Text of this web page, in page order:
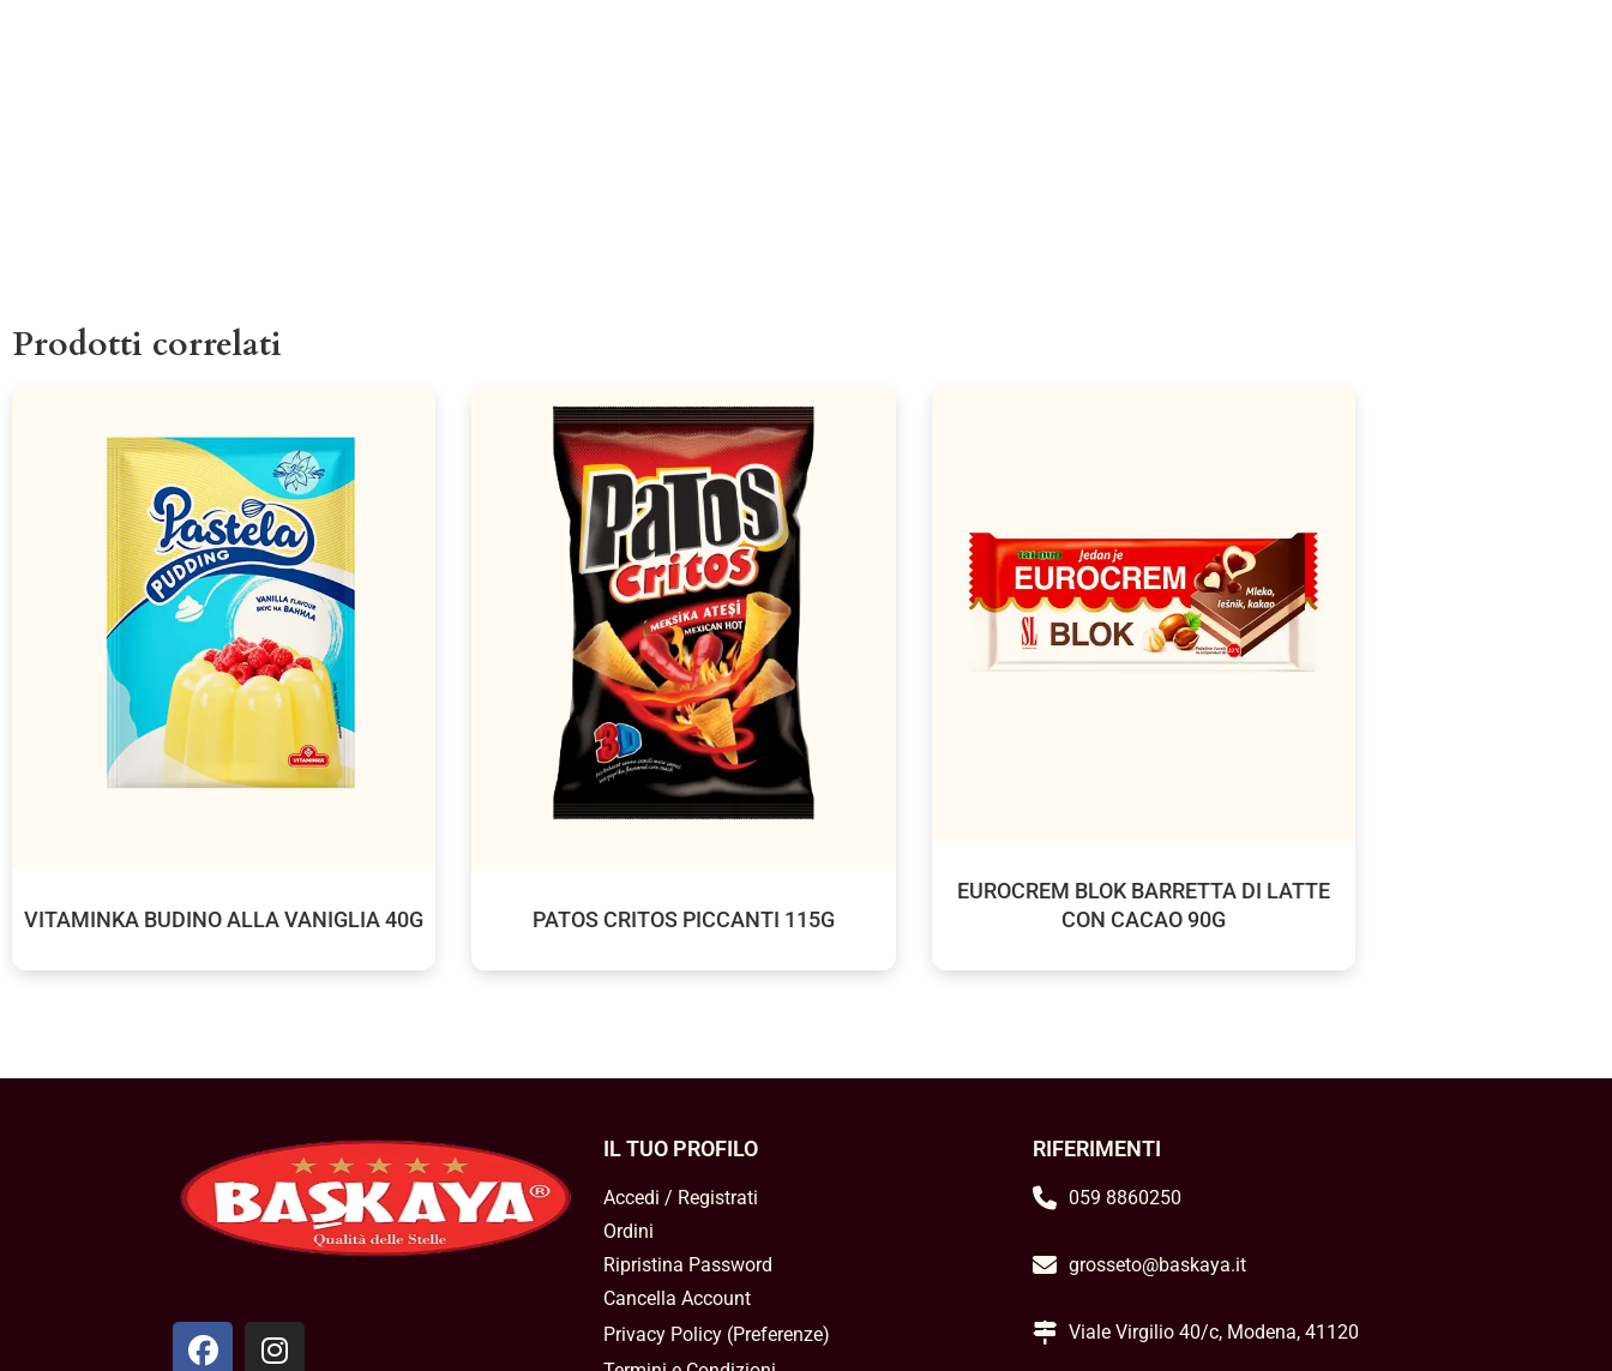
Prodotti correlati
VITAMINKA BUDINO ALLA VANIGLIA 40G PATOS CRITOS PICCANTI 115G
EUROCREM BLOK BARRETTA DI LATTE
CON CACAO 90G
IL TUO PROFILO
Accedi / Registrati
Ordini
Ripristina Password
Cancella Account
Privacy Policy(Preferenze)
RIFERIMENTI
059 8860250
grosseto@baskaya.it
Viale Virgilio 40/c, Modena, 41120